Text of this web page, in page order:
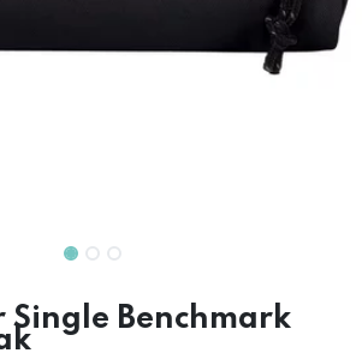
Single Benchmark